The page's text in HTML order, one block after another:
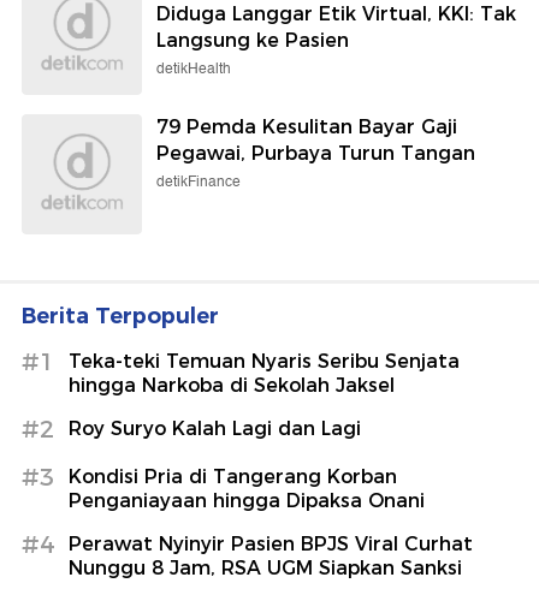
Diduga Langgar Etik Virtual, KKI: Tak
Langsung ke Pasien
detikHealth
79 Pemda Kesulitan Bayar Gaji
Pegawai, Purbaya Turun Tangan
detikFinance
Berita Terpopuler
#1
Teka-teki Temuan Nyaris Seribu Senjata
hingga Narkoba di Sekolah Jaksel
#2 Roy Suryo Kalah Lagi dan Lagi
#3
Kondisi Pria di Tangerang Korban
Penganiayaan hingga Dipaksa Onani
#4
Perawat Nyinyir Pasien BPJS Viral Curhat
Nunggu 8 Jam, RSA UGM Siapkan Sanksi